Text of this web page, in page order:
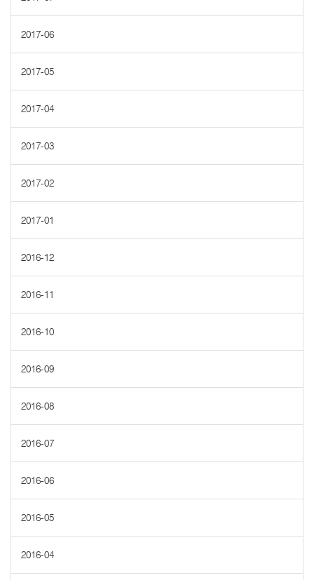
2017-06
2017-05
2017-04
2017-03
2017-02
2017-01
2016-12
2016-11
2016-10
2016-09
2016-08
2016-07
2016-06
2016-05
2016-04